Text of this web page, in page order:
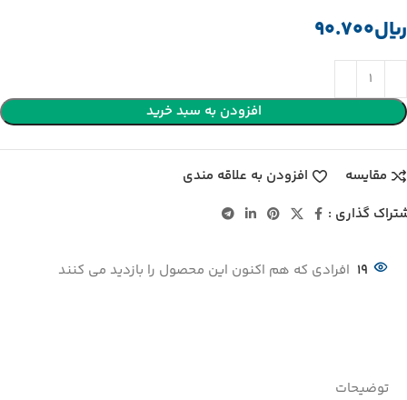
﷼
افزودن به سبد خرید
مقایسه
افزودن به علاقه مندی
گذاری :
19 افرادی که هم اکنون این محصول را بازدید می کنند
توضیحات